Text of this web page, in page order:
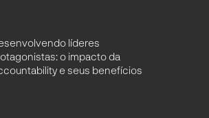
líderes
o impacto da
e seus benefícios